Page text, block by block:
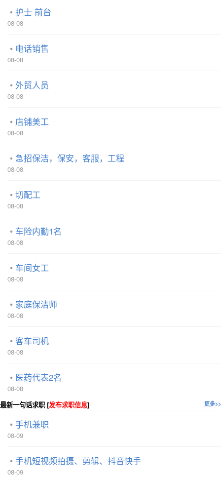
护士 前台
08-08
电话销售
08-08
外贸人员
08-08
店铺美工
08-08
急招保洁，保安，客服，工程
08-08
切配工
08-08
车险内勤1名
08-08
车间女工
08-08
家庭保洁师
08-08
客车司机
08-08
医药代表2名
08-08
更多>>
最新一句话求职 [发布求职信息]
手机兼职
08-09
手机短视频拍摄、剪辑、抖音快手
08-09